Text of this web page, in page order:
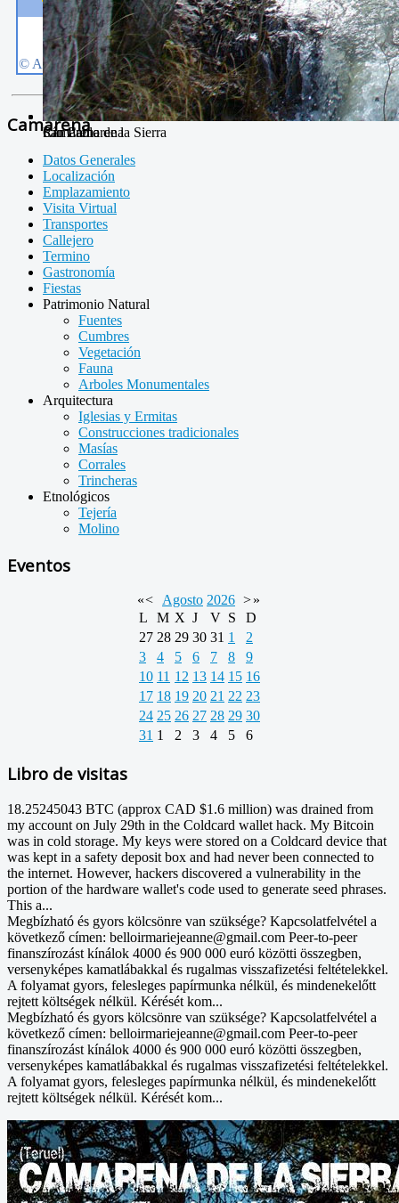
San Pablo
Camarena de la Sierra
Río Camarena
Camarena
Datos Generales
Localización
Emplazamiento
Visita Virtual
Transportes
Callejero
Termino
Gastronomía
Fiestas
Patrimonio Natural
Fuentes
Cumbres
Vegetación
Fauna
Arboles Monumentales
Arquitectura
Iglesias y Ermitas
Construcciones tradicionales
Masías
Corrales
Trincheras
Etnológicos
Tejería
Molino
Eventos
«< Agosto 2026 >»
L
M X J V S
D
27 28 29 30 31 1
2
3
4 5 6 7 8
9
10 11 12 13 14 15 16
17 18 19 20 21 22 23
24 25 26 27 28 29 30
31 1 2 3 4 5 6
Libro de visitas
18.25245043 BTC (approx CAD $1.6 million) was drained from
my account on July 29th in the Coldcard wallet hack. My Bitcoin
was in cold storage. My keys were stored on a Coldcard device that
was kept in a safety deposit box and had never been connected to
the internet. However, hackers discovered a vulnerability in the
portion of the hardware wallet's code used to generate seed phrases.
This a...
Megbízható és gyors kölcsönre van szüksége? Kapcsolatfelvétel a
következő címen: belloirmariejeanne@gmail.com Peer-to-peer
finanszírozást kínálok 4000 és 900 000 euró közötti összegben,
versenyképes kamatlábakkal és rugalmas visszafizetési feltételekkel.
A folyamat gyors, felesleges papírmunka nélkül, és mindenekelőtt
rejtett költségek nélkül. Kérését kom...
Megbízható és gyors kölcsönre van szüksége? Kapcsolatfelvétel a
következő címen: belloirmariejeanne@gmail.com Peer-to-peer
finanszírozást kínálok 4000 és 900 000 euró közötti összegben,
versenyképes kamatlábakkal és rugalmas visszafizetési feltételekkel.
A folyamat gyors, felesleges papírmunka nélkül, és mindenekelőtt
rejtett költségek nélkül. Kérését kom...